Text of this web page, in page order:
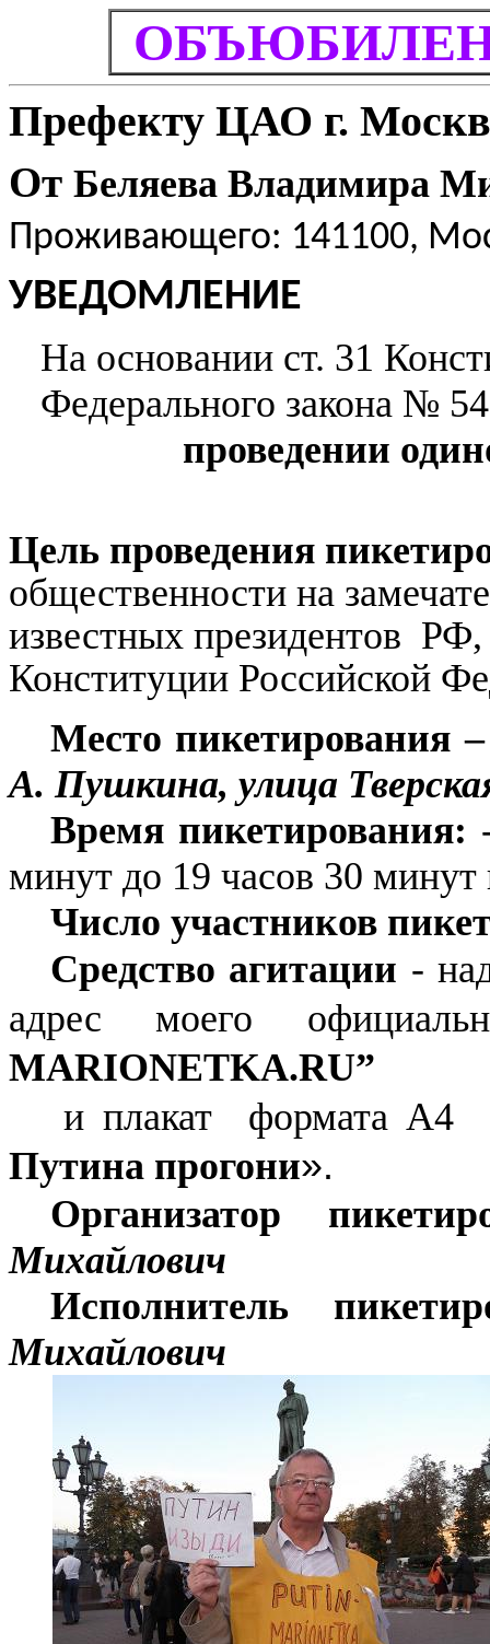
Префекту ЦАО г.
От Беляева Владимира
Проживающего: 141100,
УВЕДОМЛЕНИЕ
На основании ст. 31
Федерального закона №
проведении
Цель проведения
общественности на
известных президентов
Конституции Российской
Место пикетирования
А. Пушкина, улица
Время пикетирования:
минут до 19 часов 30 минут
Число участников
Средство агитации -
адрес моего
MARIONETKA.RU”
и плакат формата А4
Путина прогони».
Организатор
Михайлович
Исполнитель
Михайлович